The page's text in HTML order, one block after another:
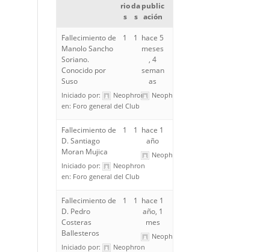
rio
s
da
s
public
ación
Fallecimiento de
Manolo Sancho
Soriano.
Conocido por
Suso
Iniciado por:
Neophron
en: Foro general del Club
1 1 hace 5
meses
, 4
seman
as
Neophron
Fallecimiento de
D. Santiago
Moran Mujica
Iniciado por:
Neophron
en: Foro general del Club
1 1 hace 1
año
Neophron
Fallecimiento de
D. Pedro
Costeras
Ballesteros
Iniciado por:
Neophron
1 1 hace 1
año, 1
mes
Neophron